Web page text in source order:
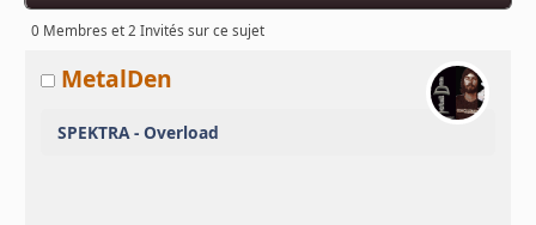
0 Membres et 2 Invités sur ce sujet
MetalDen
SPEKTRA - Overload